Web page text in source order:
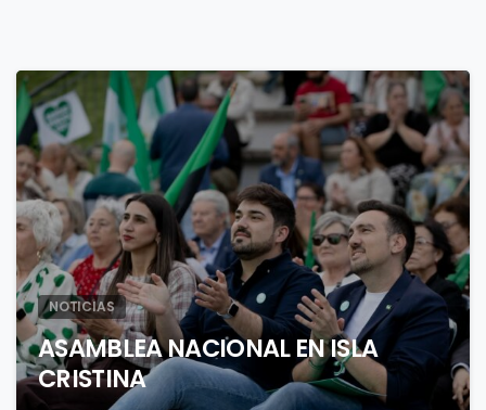
3
NOTICIAS
ASAMBLEA NACIONAL EN ISLA
CRISTINA